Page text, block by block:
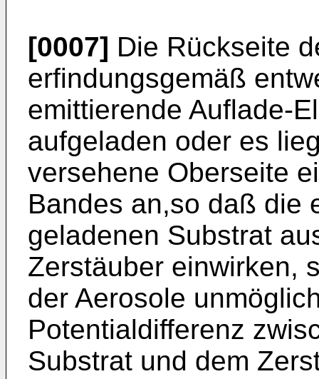
[0007] Die Rückseite
erfindungsgemäß
emittierende Auflade-
aufgeladen oder es
versehene Oberseite
Bandes an,so daß die
geladenen Substrat
Zerstäuber einwirken,
der Aerosole
Potentialdifferenz
Substrat und dem